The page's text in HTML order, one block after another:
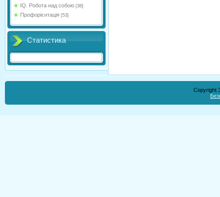
IQ. Робота над собою [36]
Профорієнтація [53]
Статистика
Copyright